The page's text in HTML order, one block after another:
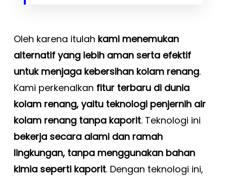
Oleh karena itulah kami menemukan
alternatif yang lebih aman serta efektif
untuk menjaga kebersihan kolam renang.
Kami perkenalkan fitur terbaru di dunia
kolam renang, yaitu teknologi penjernih air
kolam renang tanpa kaporit. Teknologi ini
bekerja secara alami dan ramah
lingkungan, tanpa menggunakan bahan
kimia seperti kaporit. Dengan teknologi ini,